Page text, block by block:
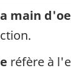
main
réfère à